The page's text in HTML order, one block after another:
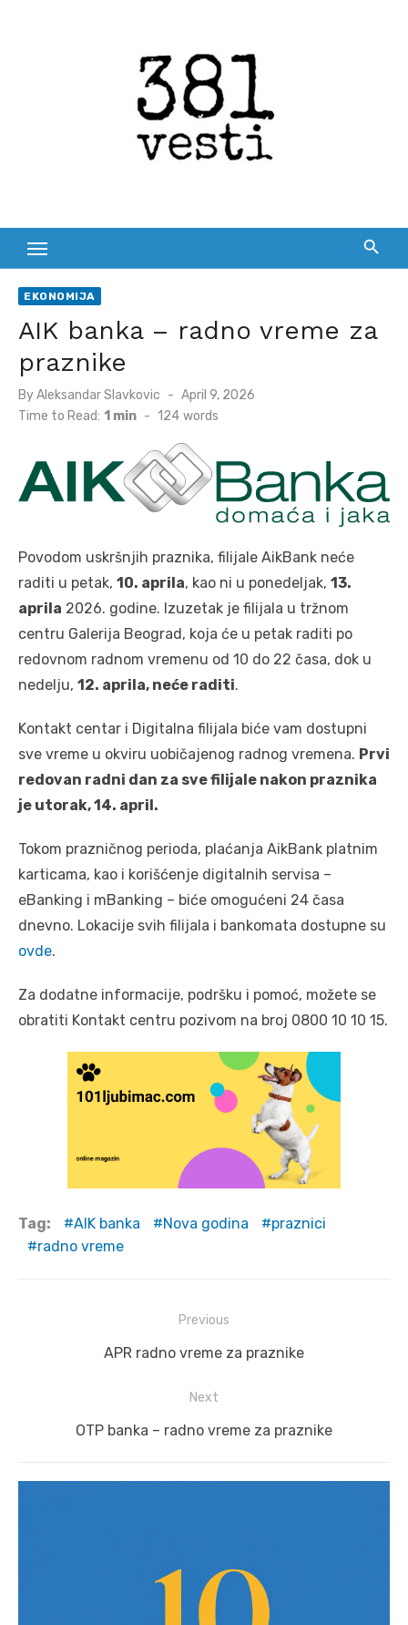
EKONOMIJA
AIK banka – radno vreme za
praznike
ByAleksandar Slavkovic
Posted
on
April 9, 2026
Time to Read: 1 min - 124 words
Povodom uskršnjih praznika, filijale AikBank neće
raditi u petak, 10. aprila, kao ni u ponedeljak, 13.
aprila 2026. godine. Izuzetak je filijala u tržnom
centru Galerija Beograd, koja će u petak raditi po
redovnom radnom vremenu od 10 do 22 časa, dok u
nedelju, 12. aprila, neće raditi.
Kontakt centar i Digitalna filijala biće vam dostupni
sve vreme u okviru uobičajenog radnog vremena. Prvi
redovan radni dan za sve filijale nakon praznika
je utorak, 14. april.
Tokom prazničnog perioda, plaćanja AikBank platnim
karticama, kao i korišćenje digitalnih servisa –
eBanking i mBanking – biće omogućeni 24 časa
dnevno. Lokacije svih filijala i bankomata dostupne su
ovde.
Za dodatne informacije, podršku i pomoć, možete se
obratiti Kontakt centru pozivom na broj 0800 10 10 15.
Tag: AIK banka Nova godina
praznici
radno vreme
navigation
Previous
Previous
APR radno vreme za praznike
Next
Next
OTP banka – radno vreme za praznike